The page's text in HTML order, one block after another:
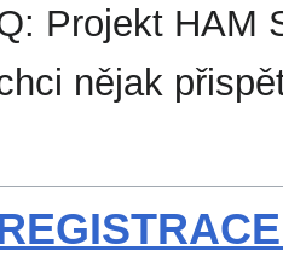
Projekt HAM
nějak